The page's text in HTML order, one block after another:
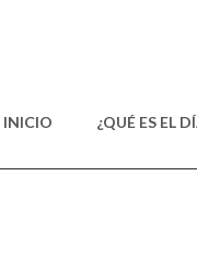
INICIO ¿QUÉ ES EL